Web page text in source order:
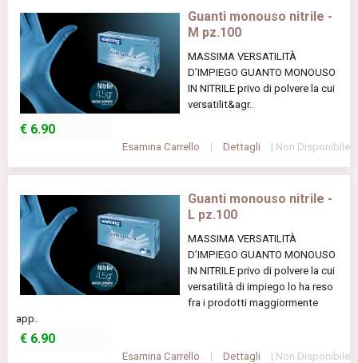
Guanti monouso nitrile -
M pz.100
MASSIMA VERSATILITÀ
D’IMPIEGO GUANTO MONOUSO
IN NITRILE privo di polvere la cui
versatilit&agr..
€ 6.90
Esamina Carrello | Dettagli | Non Disponibile
Guanti monouso nitrile -
L pz.100
MASSIMA VERSATILITÀ
D’IMPIEGO GUANTO MONOUSO
IN NITRILE privo di polvere la cui
versatilità di impiego lo ha reso
fra i prodotti maggiormente
app..
€ 6.90
Esamina Carrello | Dettagli | Non Disponibile